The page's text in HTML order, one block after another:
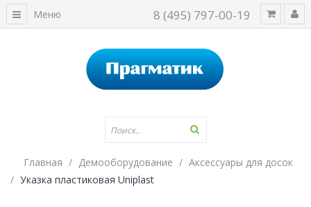
8 (495) 797-00-19
Меню
Главная Демооборудование
Аксессуары для досок
Указка пластиковая Uniplast